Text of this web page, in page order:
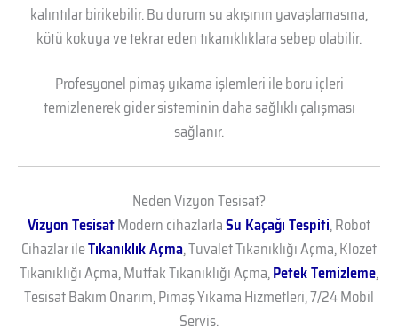
kalıntılar birikebilir. Bu durum su akışının yavaşlamasına,
kötü kokuya ve tekrar eden tıkanıklıklara sebep olabilir.
Profesyonel pimaş yıkama işlemleri ile boru içleri
temizlenerek gider sisteminin daha sağlıklı çalışması
sağlanır.
Neden Vizyon Tesisat?
Vizyon TesisatModern cihazlarlaSu Kaçağı Tespiti, Robot
Cihazlar ileTıkanıklık Açma, Tuvalet Tıkanıklığı Açma, Klozet
Tıkanıklığı Açma, Mutfak Tıkanıklığı Açma,Petek Temizleme,
Tesisat Bakım Onarım, Pimaş Yıkama Hizmetleri, 7/24 Mobil
Servis.